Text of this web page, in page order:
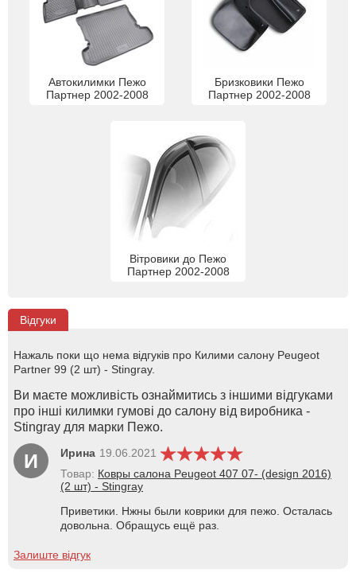
Автокилимки Пежо
Партнер 2002-2008
Бризковики Пежо
Партнер 2002-2008
Вітровики до Пежо
Партнер 2002-2008
Відгуки
Нажаль поки що нема відгуків про Килими салону Peugeot
Partner 99 (2 шт) - Stingray.
Ви маєте можливість ознаймитись з іншими відгуками
про інші килимки гумові до салону від виробника -
Stingray для марки Пежо.
И Ирина 19.06.2021
Товар: Ковры салона Peugeot 407 07- (design 2016)
(2 шт) - Stingray
Приветики. Нжны были коврики для пежо. Осталась
довольна. Обращусь ещё раз.
Залиште відгук